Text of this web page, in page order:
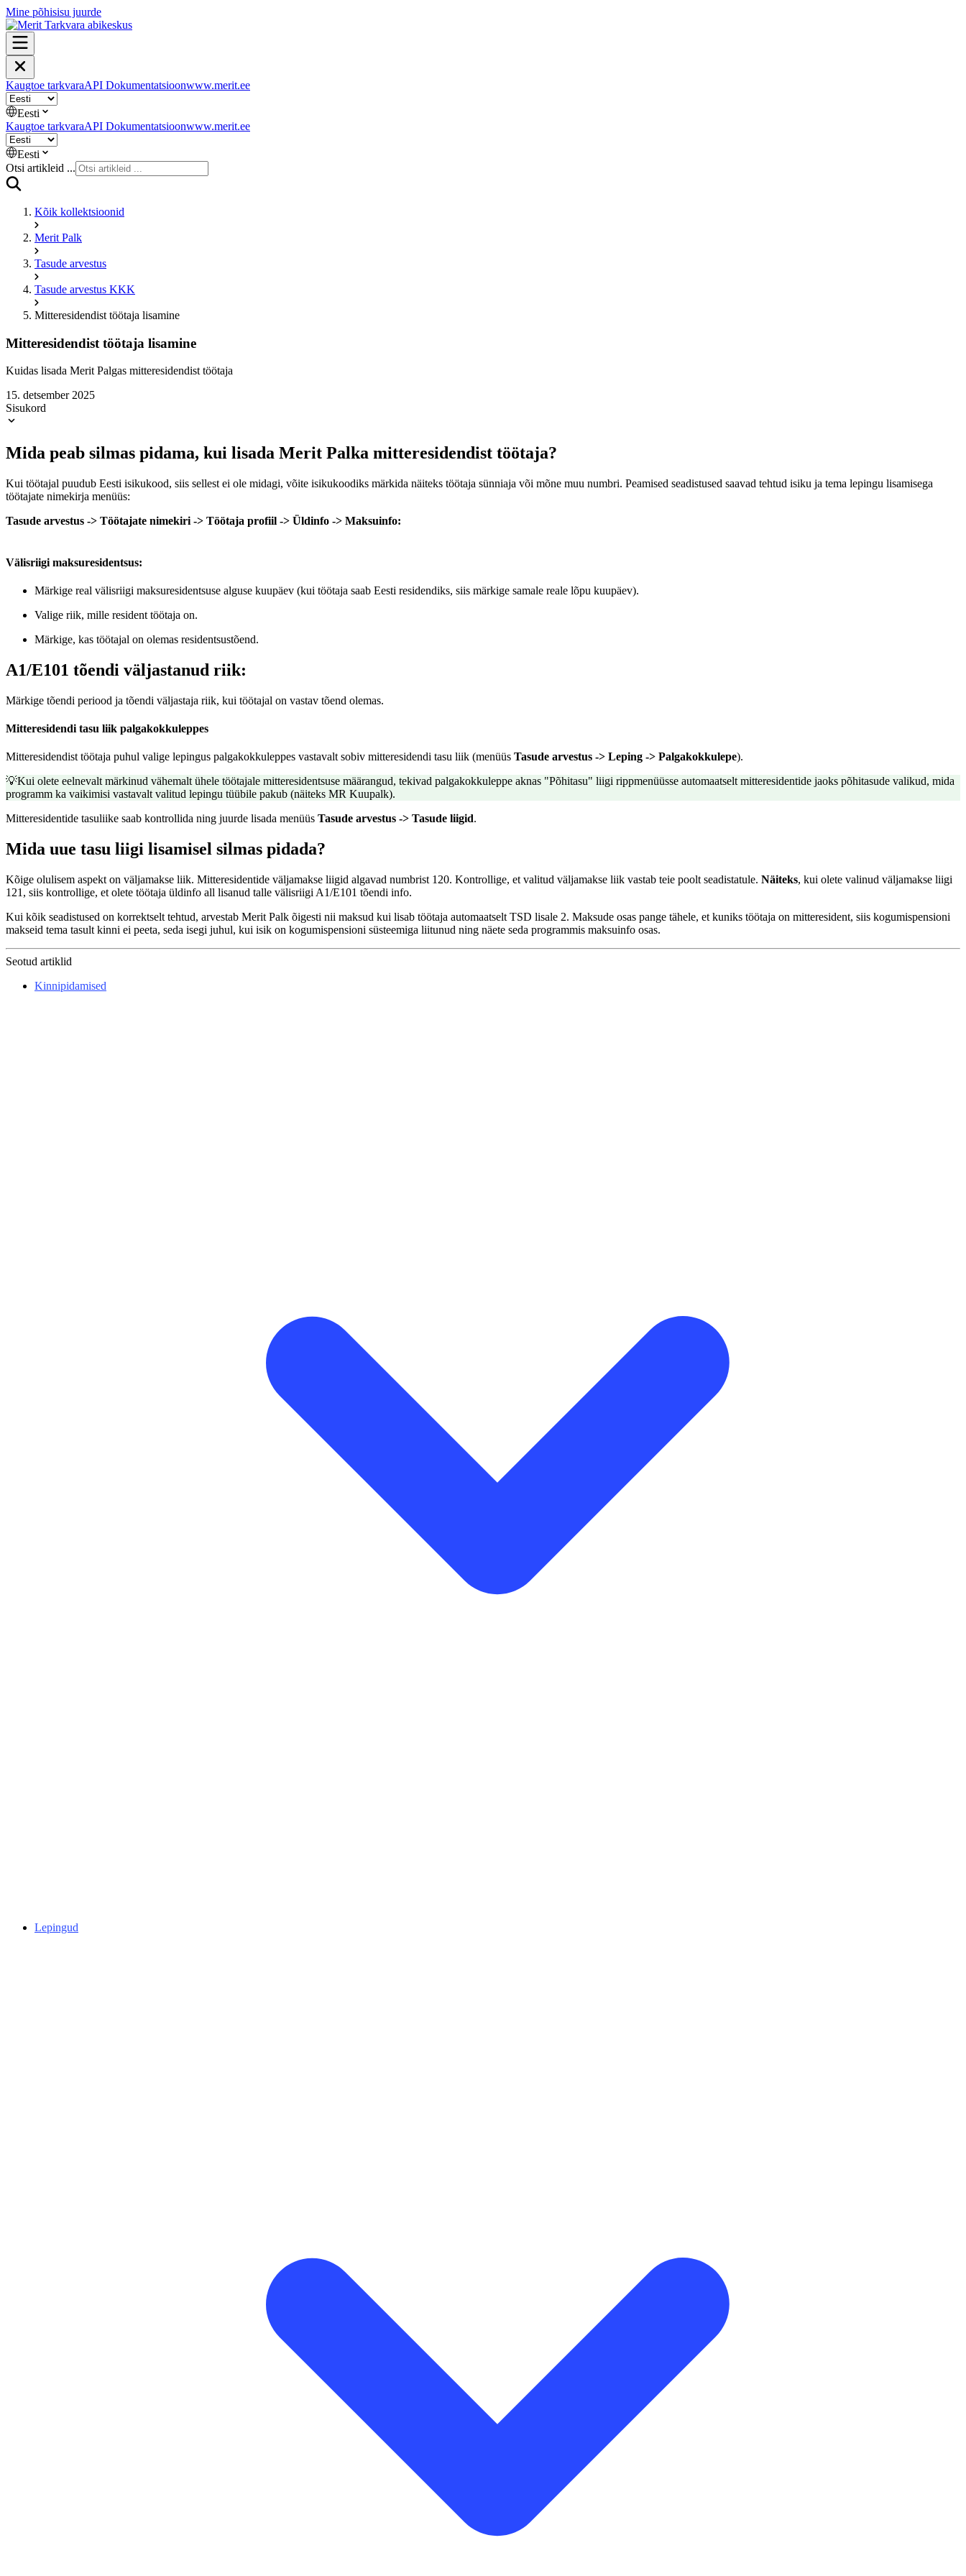
Mine põhisisu juurde
Kaugtoe tarkvaraAPI Dokumentatsioonwww.merit.ee
Eesti
Kaugtoe tarkvaraAPI Dokumentatsioonwww.merit.ee
Eesti
Otsi artikleid ...
Kõik kollektsioonid
Merit Palk
Tasude arvestus
Tasude arvestus KKK
Mitteresidendist töötaja lisamine
Mitteresidendist töötaja lisamine
Kuidas lisada Merit Palgas mitteresidendist töötaja
15. detsember 2025
Sisukord
Mida peab silmas pidama, kui lisada Merit Palka mitteresidendist töötaja?
Kui töötajal puudub Eesti isikukood, siis sellest ei ole midagi, võite isikukoodiks märkida näiteks töötaja sünniaja või mõne muu numbri. Peamised seadistused saavad tehtud isiku ja tema lepingu lisamisega
töötajate nimekirja menüüs:
Tasude arvestus -> Töötajate nimekiri -> Töötaja profiil -> Üldinfo -> Maksuinfo:
Välisriigi maksuresidentsus:
Märkige real välisriigi maksuresidentsuse alguse kuupäev (kui töötaja saab Eesti residendiks, siis märkige samale reale lõpu kuupäev).
Valige riik, mille resident töötaja on.
Märkige, kas töötajal on olemas residentsustõend.
A1/E101 tõendi väljastanud riik:
Märkige tõendi periood ja tõendi väljastaja riik, kui töötajal on vastav tõend olemas.
Mitteresidendi tasu liik palgakokkuleppes
Mitteresidendist töötaja puhul valige lepingus palgakokkuleppes vastavalt sobiv mitteresidendi tasu liik (menüüs Tasude arvestus -> Leping -> Palgakokkulepe).
💡Kui olete eelnevalt märkinud vähemalt ühele töötajale mitteresidentsuse määrangud, tekivad palgakokkuleppe aknas "Põhitasu" liigi rippmenüüsse automaatselt mitteresidentide jaoks põhitasude valikud, mida
programm ka vaikimisi vastavalt valitud lepingu tüübile pakub (näiteks MR Kuupalk).
Mitteresidentide tasuliike saab kontrollida ning juurde lisada menüüs Tasude arvestus -> Tasude liigid.
Mida uue tasu liigi lisamisel silmas pidada?
Kõige olulisem aspekt on väljamakse liik. Mitteresidentide väljamakse liigid algavad numbrist 120. Kontrollige, et valitud väljamakse liik vastab teie poolt seadistatule. Näiteks, kui olete valinud väljamakse liigi
121, siis kontrollige, et olete töötaja üldinfo all lisanud talle välisriigi A1/E101 tõendi info.
Kui kõik seadistused on korrektselt tehtud, arvestab Merit Palk õigesti nii maksud kui lisab töötaja automaatselt TSD lisale 2. Maksude osas pange tähele, et kuniks töötaja on mitteresident, siis kogumispensioni
makseid tema tasult kinni ei peeta, seda isegi juhul, kui isik on kogumispensioni süsteemiga liitunud ning näete seda programmis maksuinfo osas.
Seotud artiklid
Kinnipidamised
Lepingud